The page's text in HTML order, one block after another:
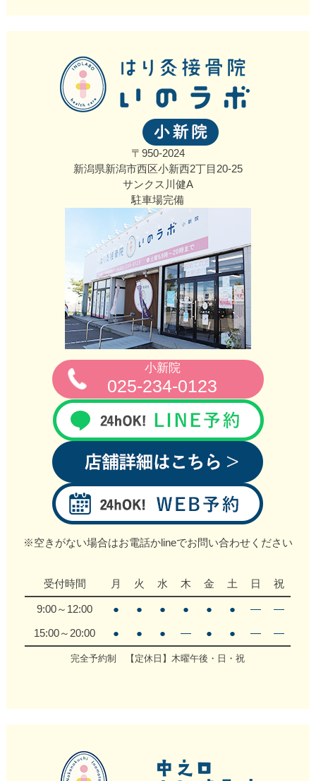
〒950-2024
新潟県新潟市西区小新西2丁目20‐25
サンクス川健A
駐車場完備
小新院
025-234-0123
※空きがない場合はお電話かlineでお問い合わせください
受付時間 月 火 水 木 金 土 日 祝
9:00～12:00 ● ● ● ● ● ● ―
―
15:00～20:00
● ● ● ― ● ● ― ―
完全予約制 【定休日】木曜午後・日・祝